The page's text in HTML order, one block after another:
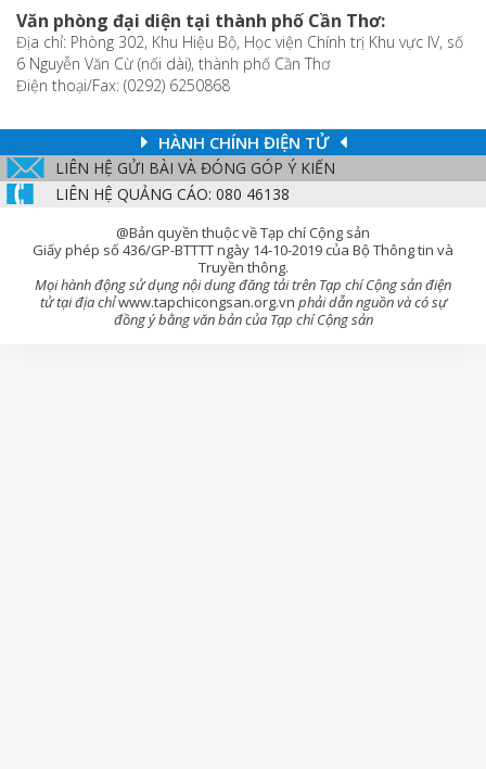
Văn phòng đại diện tại thành phố Cần Thơ:
Địa chỉ: Phòng 302, Khu Hiệu Bộ, Học viện Chính trị Khu vực IV, số
6 Nguyễn Văn Cừ (nối dài), thành phố Cần Thơ
Điện thoại/Fax: (0292) 6250868
HÀNH CHÍNH ĐIỆN TỬ
LIÊN HỆ GỬI BÀI VÀ ĐÓNG GÓP Ý KIẾN
LIÊN HỆ QUẢNG CÁO: 080 46138
@Bản quyền thuộc về Tạp chí Cộng sản
Giấy phép số 436/GP-BTTTT ngày 14-10-2019 của Bộ Thông tin và
Truyền thông.
Mọi hành động sử dụng nội dung đăng tải trên Tạp chí Cộng sản điện
tử tại địa chỉwww.tapchicongsan.org.vn phải dẫn nguồn và có sự
đồng ý bằng văn bản của Tạp chí Cộng sản